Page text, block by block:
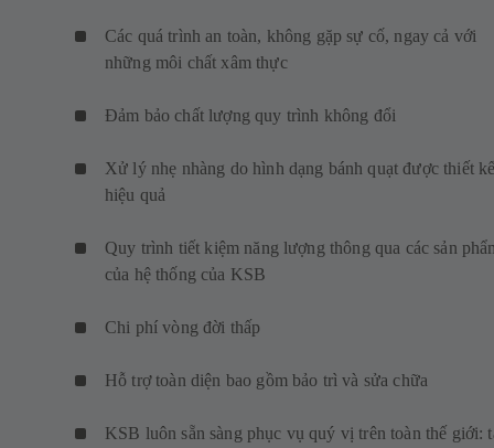
Các quá trình an toàn, không gặp sự cố, ngay cả với
những môi chất xâm thực
Đảm bảo chất lượng quy trình không đổi
Xử lý nhẹ nhàng do hình dạng bánh quạt được thiết
hiệu quả
Quy trình tiết kiệm năng lượng thông qua các sản
của hệ thống của KSB
Chi phí vòng đời thấp
Hỗ trợ toàn diện bao gồm bảo trì và sửa chữa
KSB luôn sẵn sàng phục vụ quý vị trên toàn thế giới: